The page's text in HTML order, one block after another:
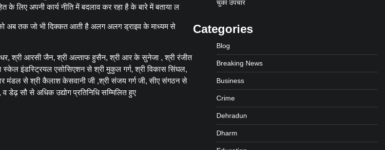
के लिए अपनी कार्य नीति में बदलाव कर रहा है के बारे में बताया ल
को अब तक जो भी दिक्कत आती है अलग अलग ड्राइव के माध्यम से
श्री आरसी जैन, श्री अल्ताफ हुसैन, श्री आर के सुनेजा , श्री रंजीत
स्केल इंडस्ट्रियल एसोसिएशन से श्री मुकुल गर्ग, श्री विकास सिंघल,
मंडल से श्री कैलाश केसवानी जी ,श्री संजय गर्ग जी, सीए संगठन से
व डेढ़ सौ से अधिक उद्योग प्रतिनिधि सम्मिलित हुए
चुका उपचार
Categories
Blog
Breaking News
Business
Crime
Dehradun
Dharm